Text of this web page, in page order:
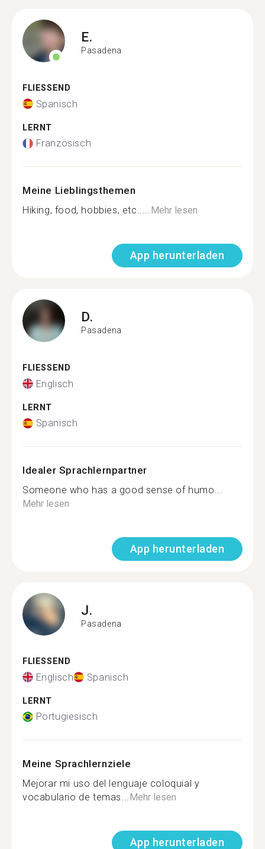
E.
Pasadena
FLIESSEND
Spanisch
LERNT
Französisch
Meine Lieblingsthemen
Hiking, food, hobbies, etc.....Mehr lesen
App herunterladen
D.
Pasadena
FLIESSEND
Englisch
LERNT
Spanisch
Idealer Sprachlernpartner
Someone who has a good sense of humo...
Mehr lesen
App herunterladen
J.
Pasadena
FLIESSEND
Englisch Spanisch
LERNT
Portugiesisch
Meine Sprachlernziele
Mejorar mi uso del lenguaje coloquial y
vocabulario de temas...Mehr lesen
App herunterladen